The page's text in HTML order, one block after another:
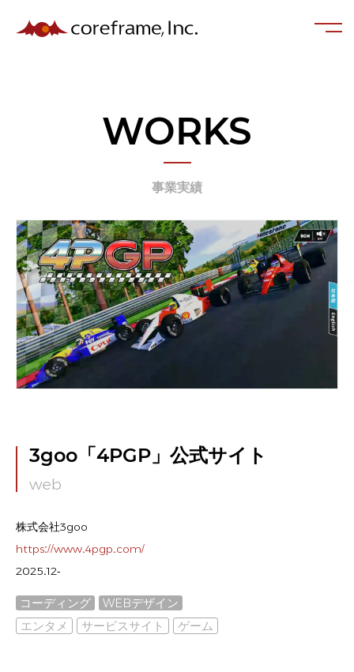
WORKS
事業実績
3goo「4PGP」公式サイト
web
株式会社3goo
https://www.4pgp.com/
2025.12-
コーディング
WEBデザイン
エンタメ
サービスサイト ゲーム